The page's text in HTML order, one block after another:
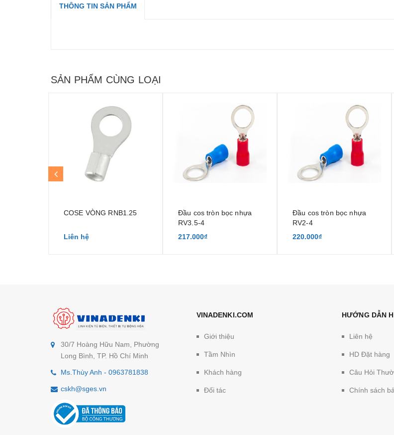
THÔNG TIN SẢN PHẨM
SẢN PHẨM CÙNG LOẠI
COSE VÒNG RNB1.25
Liên hệ
Đầu cos tròn bọc nhựa
RV3.5-4
217.000₫
Đầu cos tròn bọc nhựa
RV2-4
220.000₫
30/7 Hoàng Hữu Nam, Phường
Long Bình, TP. Hồ Chí Minh
Ms.Thùy Anh - 0963781838
cskh@sges.vn
VINADENKI.COM
Giới thiệu
Tầm Nhìn
Khách hàng
Đối tác
HƯỚNG DẪN
Liên hệ
HD Đặt hàng
Câu Hỏi
Chính sách